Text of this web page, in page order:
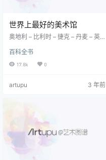
世界上最好的美术馆
奥地利 – 比利时 – 捷克 – 丹麦 – 英
荷兰 – 波兰 – 葡萄牙 – 俄罗斯/乌克
兰 西班牙 – 瑞典 – 瑞士 – 以色列 奥
拥有哈布斯堡王室（Imperial Habsb
百科全书
17.8k 0
artupu 3 年前